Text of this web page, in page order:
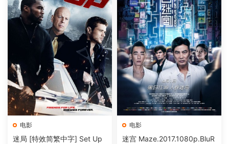
电影
迷局 [特效简繁中字] Set Up
电影
迷宫 Maze.2017.1080p.BluR